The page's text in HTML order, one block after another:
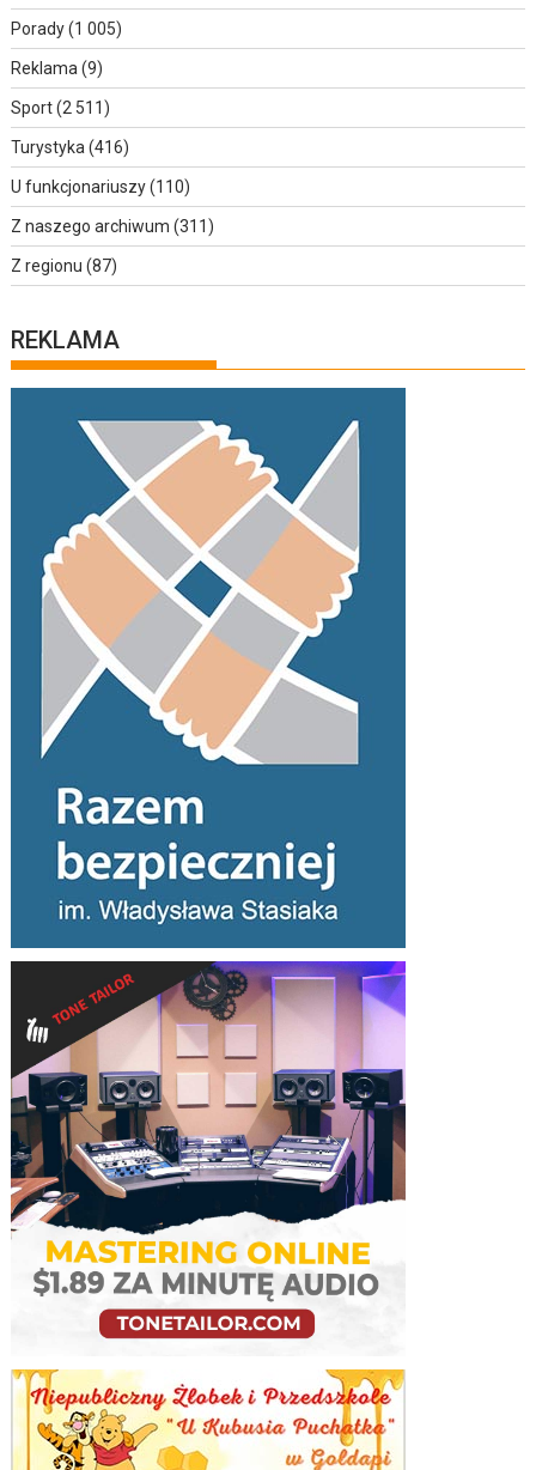
Porady(1 005)
Reklama (9)
Sport(2 511)
Turystyka (416)
U funkcjonariuszy(110)
Z naszego archiwum (311)
Z regionu (87)
REKLAMA